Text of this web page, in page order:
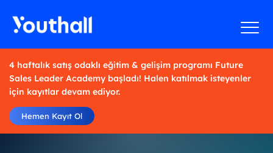
4 haftalık satış odaklı eğitim & gelişim programı Future
Sales Leader Academy başladı! Halen katılmak isteyenler
için kayıtlar devam ediyor.
Hemen Kayıt Ol